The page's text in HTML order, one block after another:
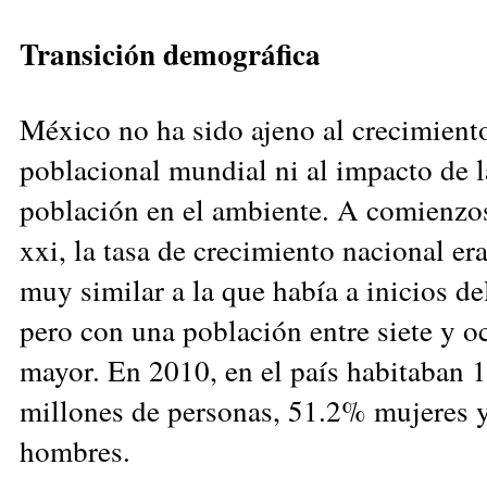
Transición demográfica
México no ha sido ajeno al
poblacional mundial ni al impacto de
población en el ambiente. A
xxi, la tasa de crecimiento nacional
muy similar a la que había a inicios
pero con una población entre siete y
mayor. En 2010, en el país habitaban
millones de personas, 51.2% mujeres
hombres.